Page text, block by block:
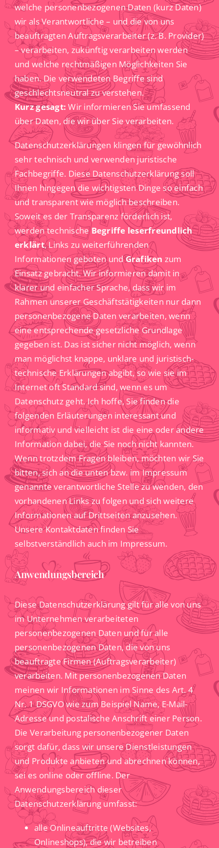
welche personenbezogenen Daten (kurz Daten)
wir als Verantwortliche – und die von uns
beauftragten Auftragsverarbeiter (z. B. Provider)
– verarbeiten, zukünftig verarbeiten werden
und welche rechtmäßigen Möglichkeiten Sie
haben. Die verwendeten Begriffe sind
geschlechtsneutral zu verstehen.
Kurz gesagt: Wir informieren Sie umfassend
über Daten, die wir über Sie verarbeiten.
Datenschutzerklärungen klingen für gewöhnlich
sehr technisch und verwenden juristische
Fachbegriffe. Diese Datenschutzerklärung soll
Ihnen hingegen die wichtigsten Dinge so einfach
und transparent wie möglich beschreiben.
Soweit es der Transparenz förderlich ist,
werden technischeBegriffe leserfreundlich
erklärt, Links zu weiterführenden
Informationen geboten undGrafiken zum
Einsatz gebracht. Wir informieren damit in
klarer und einfacher Sprache, dass wir im
Rahmen unserer Geschäftstätigkeiten nur dann
personenbezogene Daten verarbeiten, wenn
eine entsprechende gesetzliche Grundlage
gegeben ist. Das ist sicher nicht möglich, wenn
man möglichst knappe, unklare und juristisch-
technische Erklärungen abgibt, so wie sie im
Internet oft Standard sind, wenn es um
Datenschutz geht. Ich hoffe, Sie finden die
folgenden Erläuterungen interessant und
informativ und vielleicht ist die eine oder andere
Information dabei, die Sie noch nicht kannten.
Wenn trotzdem Fragen bleiben, möchten wir Sie
bitten, sich an die unten bzw. im Impressum
genannte verantwortliche Stelle zu wenden, den
vorhandenen Links zu folgen und sich weitere
Informationen auf Drittseiten anzusehen.
Unsere Kontaktdaten finden Sie
selbstverständlich auch im Impressum.
Anwendungsbereich
Diese Datenschutzerklärung gilt für alle von uns
im Unternehmen verarbeiteten
personenbezogenen Daten und für alle
personenbezogenen Daten, die von uns
beauftragte Firmen (Auftragsverarbeiter)
verarbeiten. Mit personenbezogenen Daten
meinen wir Informationen im Sinne des Art. 4
Nr. 1 DSGVO wie zum Beispiel Name, E-Mail-
Adresse und postalische Anschrift einer Person.
Die Verarbeitung personenbezogener Daten
sorgt dafür, dass wir unsere Dienstleistungen
und Produkte anbieten und abrechnen können,
sei es online oder offline. Der
Anwendungsbereich dieser
Datenschutzerklärung umfasst:
alle Onlineauftritte (Websites,
Onlineshops), die wir betreiben